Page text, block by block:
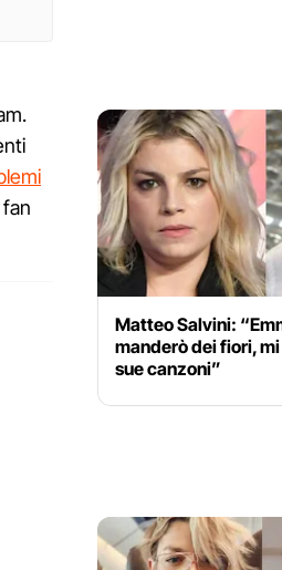
Matteo Salvini:
manderò dei fiori,
sue canzoni”